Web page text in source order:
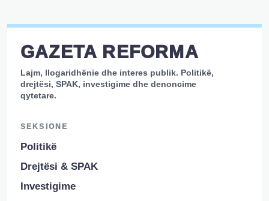
GAZETA REFORMA
Lajm, llogaridhënie dhe interes publik. Politikë,
drejtësi, SPAK, investigime dhe denoncime
qytetare.
SEKSIONE
Politikë
Drejtësi & SPAK
Investigime